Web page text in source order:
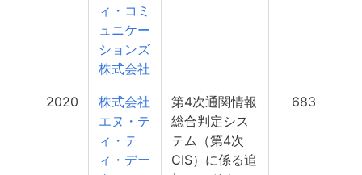
ィ・コミ
ュニケー
ションズ
株式会社
2020
株式会社
エヌ・テ
ィ・テ
ィ・デー
第4次通関情報
総合判定シス
テム（第4次
CIS）に係る追
683